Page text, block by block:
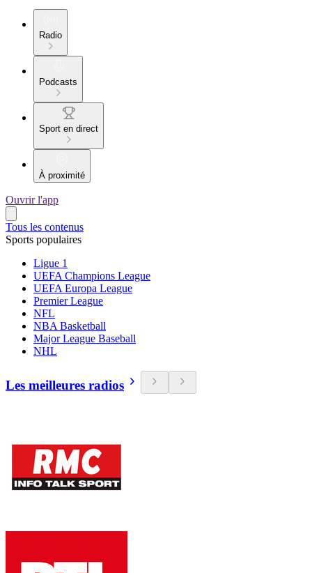
Radio
Podcasts
Sport en direct
À proximité
Ouvrir l'app
Tous les contenus
Sports populaires
Ligue 1
UEFA Champions League
UEFA Europa League
Premier League
NFL
NBA Basketball
Major League Baseball
NHL
Les meilleures radios